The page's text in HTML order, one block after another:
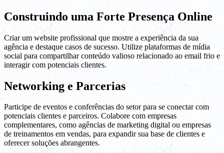
Construindo uma Forte Presença Online
Criar um website profissional que mostre a experiência da sua
agência e destaque casos de sucesso. Utilize plataformas de mídia
social para compartilhar conteúdo valioso relacionado ao email frio e
interagir com potenciais clientes.
Networking e Parcerias
Participe de eventos e conferências do setor para se conectar com
potenciais clientes e parceiros. Colabore com empresas
complementares, como agências de marketing digital ou empresas
de treinamentos em vendas, para expandir sua base de clientes e
oferecer soluções abrangentes.